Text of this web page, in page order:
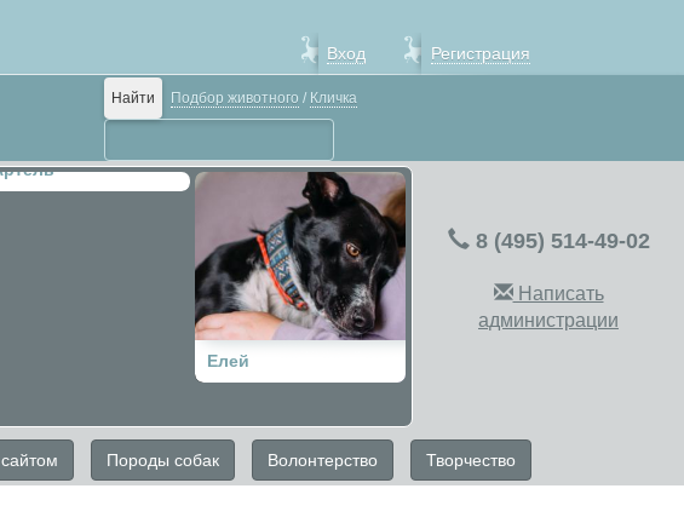
Вход Регистрация
Найти Подбор животного / Кличка
Елей
8 (495) 514-49-02
Написать
администрации
Породы собак Волонтерство Творчество